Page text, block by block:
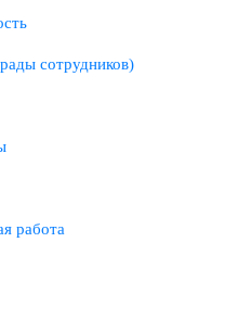
сотрудников)
работа